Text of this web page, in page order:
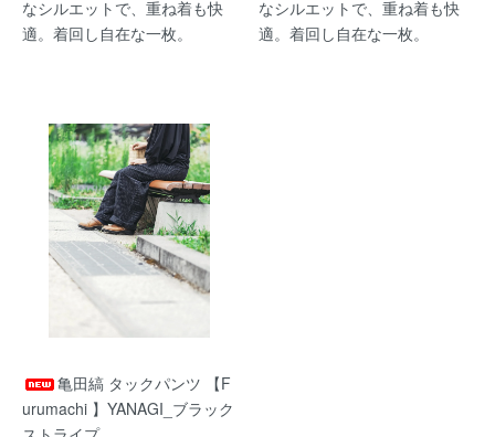
なシルエットで、重ね着も快
適。着回し自在な一枚。
なシルエットで、重ね着も快
適。着回し自在な一枚。
亀田縞 タックパンツ 【F
urumachi 】YANAGI_ブラック